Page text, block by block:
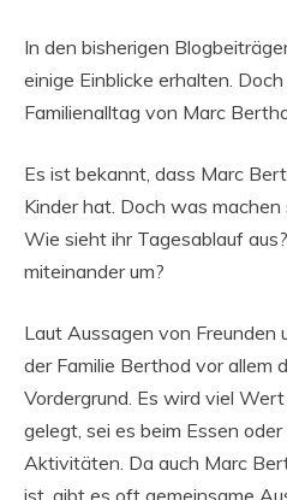
In den bisherigen
einige Einblicke erhalten.
Familienalltag von Marc
Es ist bekannt, dass Marc
Kinder hat. Doch was
Wie sieht ihr Tagesablauf
miteinander um?
Laut Aussagen von Freunden
der Familie Berthod vor allem
Vordergrund. Es wird viel
gelegt, sei es beim Essen
Aktivitäten. Da auch Marc